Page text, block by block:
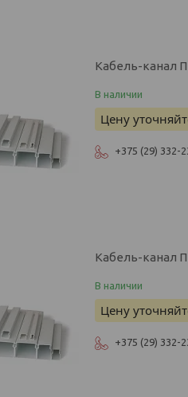
Кабель-канал
В наличии
Цену
+375 (29) 332-
Кабель-канал
В наличии
Цену
+375 (29) 332-